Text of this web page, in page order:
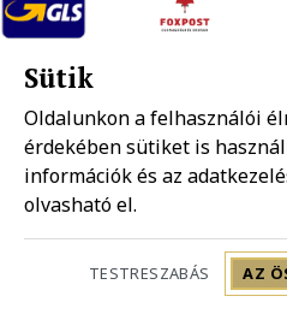
1.890 Ft
Mpl házhozszállítás
1.990 Ft
Mpl postapont
Szállítás: 2-
Sütik
Oldalunkon a felhasználói
érdekében sütiket is
információk és az
olvasható el.
TESTRESZABÁS AZ